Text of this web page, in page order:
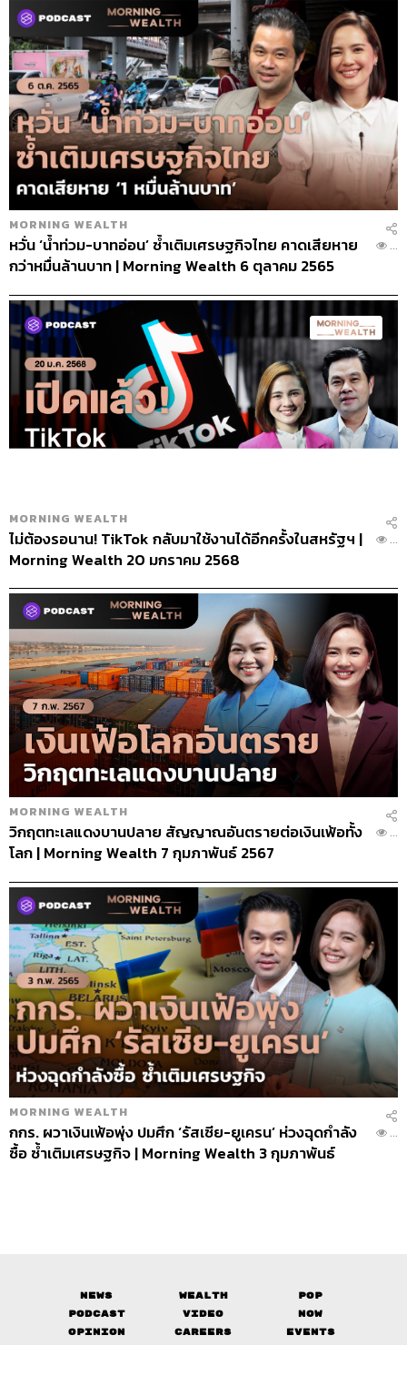
MORNING WEALTH
หวั่น ‘น้ำท่วม-บาทอ่อน’ ซ้ำเติมเศรษฐกิจไทย คาดเสียหาย
กว่าหมื่นล้านบาท | Morning Wealth 6 ตุลาคม 2565
...
MORNING WEALTH
ไม่ต้องรอนาน! TikTok กลับมาใช้งานได้อีกครั้งในสหรัฐฯ |
Morning Wealth 20 มกราคม 2568
...
MORNING WEALTH
วิกฤตทะเลแดงบานปลาย สัญญาณอันตรายต่อเงินเฟ้อทั้ง
โลก | Morning Wealth 7 กุมภาพันธ์ 2567
...
MORNING WEALTH
กกร. ผวาเงินเฟ้อพุ่ง ปมศึก ‘รัสเซีย-ยูเครน’ ห่วงฉุดกำลัง
ซื้อ ซ้ำเติมเศรษฐกิจ | Morning Wealth 3 กุมภาพันธ์
...
News Wealth
Pop
Podcast
Video
Now
Opinion
Careers
Events